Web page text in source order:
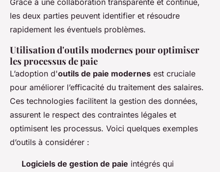
Grâce à une collaboration transparente et continue,
les deux parties peuvent identifier et résoudre
rapidement les éventuels problèmes.
Utilisation d'outils modernes pour optimiser
les processus de paie
L’adoption d'outils de paie modernes est cruciale
pour améliorer l’efficacité du traitement des salaires.
Ces technologies facilitent la gestion des données,
assurent le respect des contraintes légales et
optimisent les processus. Voici quelques exemples
d’outils à considérer :
Logiciels de gestion de paie intégrés qui